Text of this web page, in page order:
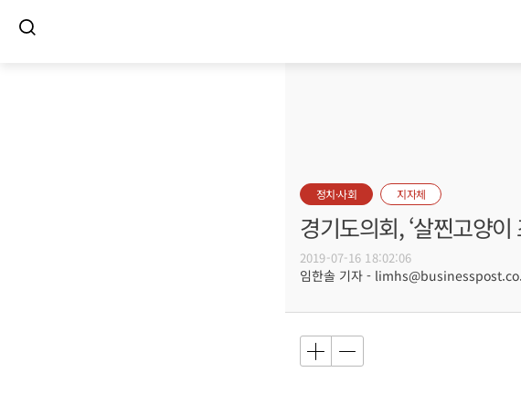
정치·사회 지자체
경기도의회, ‘살찐고양
2019-07-16 18:02:06
임한솔 기자 -